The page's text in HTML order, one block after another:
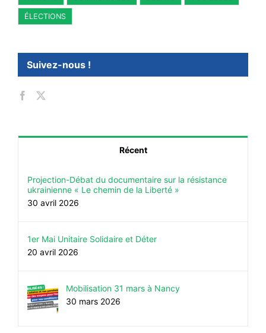
#ACTIONS
#FORMATION
#DÉBATS
#ARCHIVES
ÉLECTIONS
Suivez-nous !
Récent
Projection-Débat du documentaire sur la résistance
ukrainienne « Le chemin de la Liberté »
30 avril 2026
1er Mai Unitaire Solidaire et Déter
20 avril 2026
Mobilisation 31 mars à Nancy
30 mars 2026